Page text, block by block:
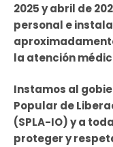
2025 y abril de
personal e
la atención
Instamos al
Popular de
(SPLA-IO) y a
proteger y